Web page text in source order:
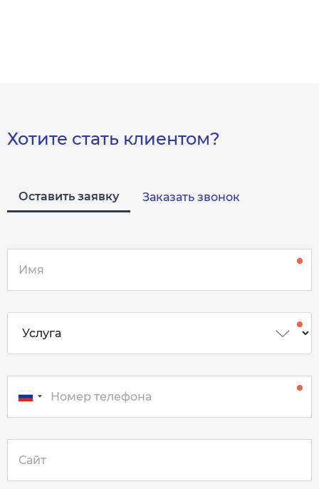
Хотите стать клиентом?
Оставить заявку Заказать звонок